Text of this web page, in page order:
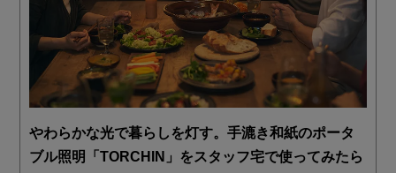
やわらかな光で暮らしを灯す。手漉き和紙のポータ
ブル照明「TORCHIN」をスタッフ宅で使ってみたら